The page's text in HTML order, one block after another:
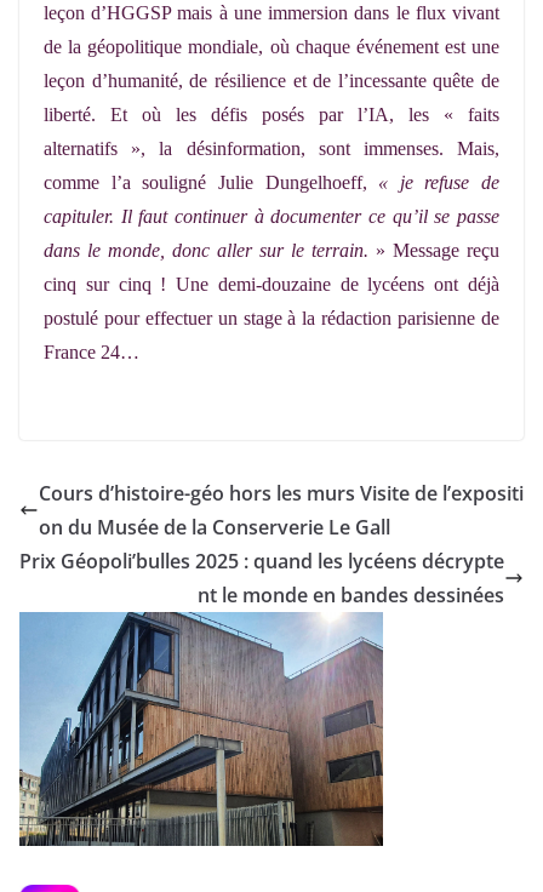
leçon d’HGGSP mais à une immersion dans le flux vivant
de la géopolitique mondiale, où chaque événement est une
leçon d’humanité, de résilience et de l’incessante quête de
liberté. Et où les défis posés par l’IA, les « faits
alternatifs », la désinformation, sont immenses. Mais,
comme l’a souligné Julie Dungelhoeff, « je refuse de
capituler. Il faut continuer à documenter ce qu’il se passe
dans le monde, donc aller sur le terrain. » Message reçu
cinq sur cinq ! Une demi-douzaine de lycéens ont déjà
postulé pour effectuer un stage à la rédaction parisienne de
France 24…
Cours d’histoire-géo hors les murs Visite de l’expositi
on du Musée de la Conserverie Le Gall
Prix Géopoli’bulles 2025 : quand les lycéens décrypte
nt le monde en bandes dessinées